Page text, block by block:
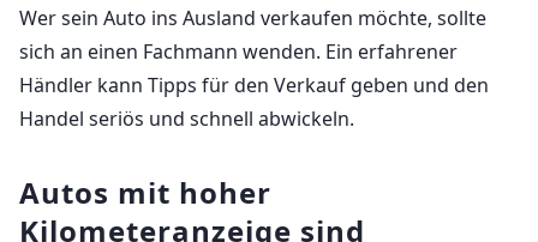
Wer sein Auto ins Ausland verkaufen möchte, sollte
sich an einen Fachmann wenden. Ein erfahrener
Händler kann Tipps für den Verkauf geben und den
Handel seriös und schnell abwickeln.
Autos mit hoher
Kilometeranzeige sind